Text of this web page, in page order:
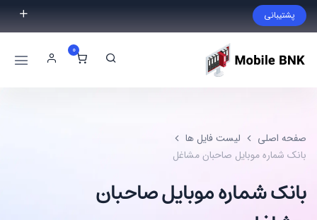
پشتیبانی
فایل مورد نظر خود را پیدا نکردید؟ با ما تماس بگیرید.
09999868721
0
صفحه اصلی
لیست فایل ها
بانک شماره موبایل صاحبان مشاغل
بانک شماره موبایل صاحبان